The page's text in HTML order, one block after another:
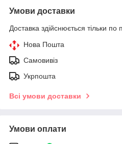
Умови доставки
Доставка здійснюється тільки по
Нова Пошта
Самовивіз
Укрпошта
Всі умови доставки
Умови оплати